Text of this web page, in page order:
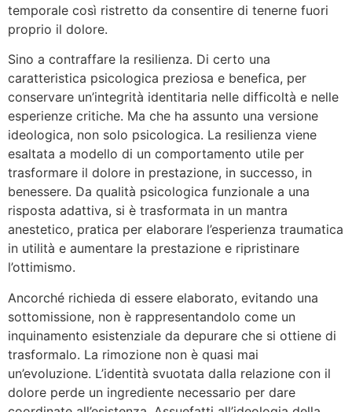
temporale così ristretto da consentire di tenerne fuori
proprio il dolore.
Sino a contraffare la resilienza. Di certo una
caratteristica psicologica preziosa e benefica, per
conservare un’integrità identitaria nelle difficoltà e nelle
esperienze critiche. Ma che ha assunto una versione
ideologica, non solo psicologica. La resilienza viene
esaltata a modello di un comportamento utile per
trasformare il dolore in prestazione, in successo, in
benessere. Da qualità psicologica funzionale a una
risposta adattiva, si è trasformata in un mantra
anestetico, pratica per elaborare l’esperienza traumatica
in utilità e aumentare la prestazione e ripristinare
l’ottimismo.
Ancorché richieda di essere elaborato, evitando una
sottomissione, non è rappresentandolo come un
inquinamento esistenziale da depurare che si ottiene di
trasformalo. La rimozione non è quasi mai
un’evoluzione. L’identità svuotata dalla relazione con il
dolore perde un ingrediente necessario per dare